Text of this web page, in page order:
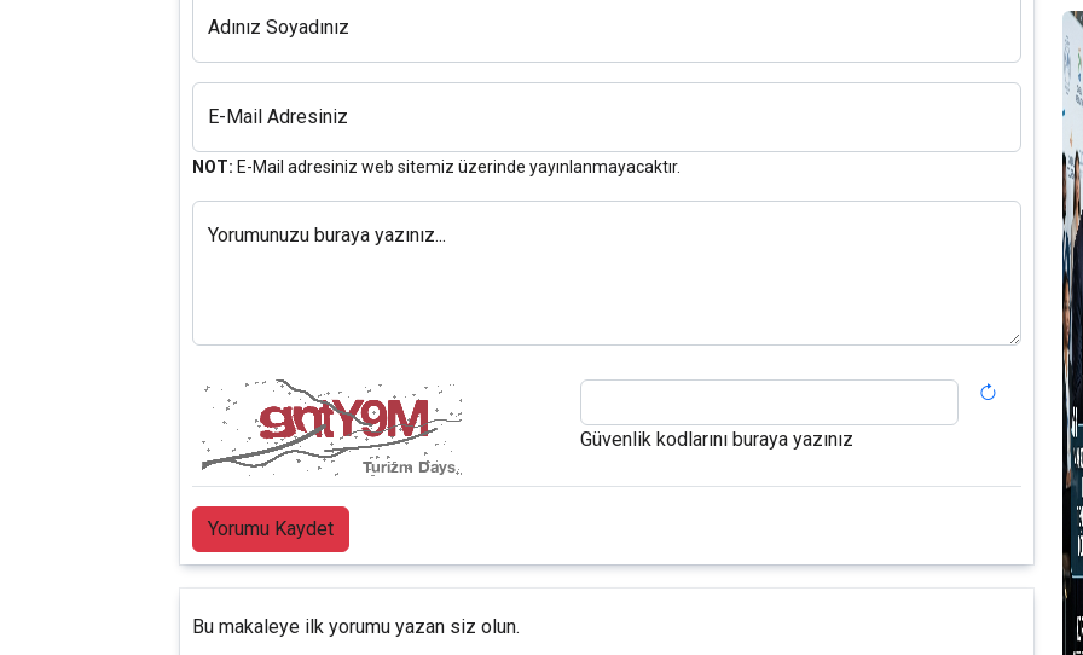
Adınız Soyadınız
E-Mail Adresiniz
NOT: E-Mail adresiniz web sitemiz üzerinde yayınlanmayacaktır.
Yorumunuzu buraya yazınız...
Güvenlik kodlarını buraya yazınız
Yorumu Kaydet
Bu makaleye ilk yorumu yazan siz olun.